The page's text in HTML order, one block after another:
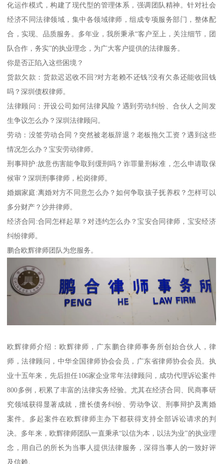
化运作模式，构建了现代型的管理体系，强调团队精神。针对社会
经济不同法律领域，集中各领域律师，组成专项服务部门，整体配
合，实现、品质服务。多年业，我所秉承“客户至上，关注细节，团
队合作，务实”的执业理念，为广大客户提供的法律服务。
你是否正陷入这些困境？
货款欠款：货款迟迟收不回?对方老赖不还钱?没有欠条还能收回钱
吗？深圳债权律师。
法律顾问：开设公司如何法律风险？遇到劳动纠纷、合伙人之间发
生争议怎么办？深圳法律顾问。
劳动：没签劳动合同？突然被老板辞退？老板拖欠工资？遇到这些
情况怎么办？宝安劳动律师。
刑事辩护:故意伤害能争取到缓刑吗？诈罪量刑标准，怎么申请取保
候审？深圳刑事律师，松岗律师。
婚姻家庭:离婚对方不同意怎么办？如何争取孩子抚养权？怎样可以
多分财产？沙井律师。
经济合同:合同怎样起草？对违约怎么办？宝安合同律师，宝安经济
纠纷律师。
鹏合欧辉律师团队为您服务。
欧辉律师介绍：欧辉律师，广东鹏合律师事务所创始合伙人，律
师，法律顾问，中华全国律师协会会员，广东省律师协会会员。执
业十五年来，先后担任106家企业常年法律顾问，成功代理诉讼案件
800多例，积累了丰富的法律实务经验。尤其在经济合同、民商事研
究领域获得显著成就，擅长债务纠纷、劳动争议、刑事辩护及离婚
案件。多起案件在欧辉律师主办下都获得支持全部诉讼请求的判
决。多年来，欧辉律师团队一直秉承“以信为本，以法为业”的执业理
念，用自己的所长为当事人提供法律服务，深得当事人的一致好评
及信赖。